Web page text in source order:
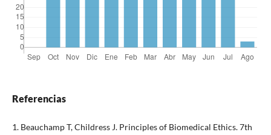
Referencias
1. Beauchamp T, Childress J. Principles of Biomedical Ethics. 7th